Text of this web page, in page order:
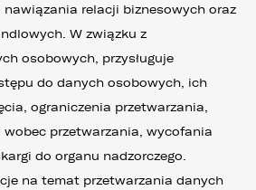
relacji biznesowych oraz
W związku z
osobowych, przysługuje
do danych osobowych, ich
ograniczenia przetwarzania,
wobec przetwarzania, wycofania
do organu nadzorczego.
na temat przetwarzania danych